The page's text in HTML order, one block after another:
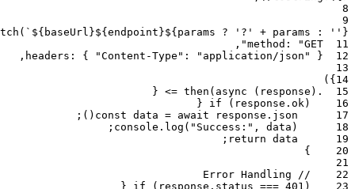
8
9
( `${baseUrl}${endpoint}${params ? '?' + params : ''}`
11
method : "GET"
,
12
headers : { "Content-Type" : "application/json" }
,
13
14
}
)
15
.
then ( async ( response )
=>
{
16
if ( response . ok )
{
17
const data = await response . json
(
)
;
18
console . log ( "Success:" , data )
;
19
return data
;
20
}
21
22
// Error Handling
23
if ( response . status === 401 )
{